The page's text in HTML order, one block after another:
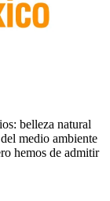
belleza natural
medio ambiente
hemos de admitir